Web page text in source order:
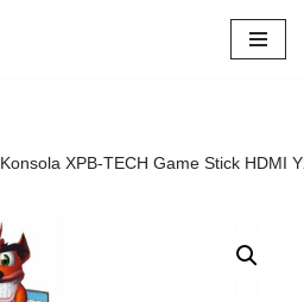
Konsola XPB-TECH Game Stick HDMI